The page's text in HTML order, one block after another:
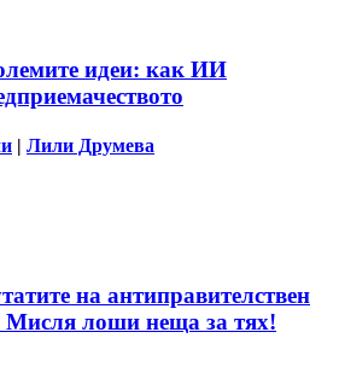
идеи: как ИИ
| Лили Друмева
на антиправителствен
Мисля лоши неща за тях!